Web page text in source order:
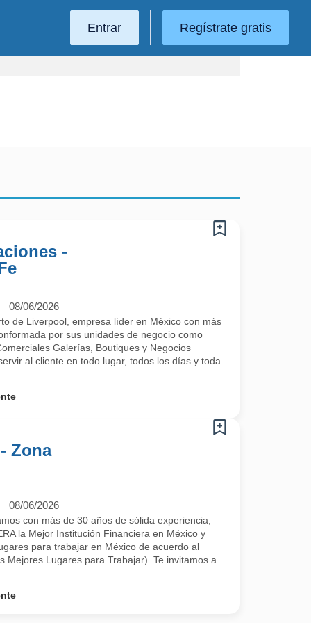
Entrar Regístrate gratis
-
08/06/2026
de Liverpool, empresa líder en México con más
por sus unidades de negocio como
Galerías, Boutiques y Negocios
al cliente en todo lugar, todos los días y toda
Zona
08/06/2026
con más de 30 años de sólida experiencia,
la Mejor Institución Financiera en México y
para trabajar en México de acuerdo al
Mejores Lugares para Trabajar). Te invitamos a